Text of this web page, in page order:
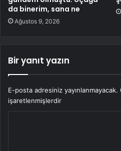
da binerim, sana ne
Ağustos 9, 2026
Bir yanıt yazın
E-posta adresiniz yayınlanmayacak.
işaretlenmişlerdir